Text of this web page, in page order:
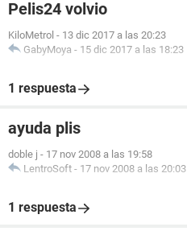
Pelis24 volvio
KiloMetrol - 13 dic 2017 a las 20:23
GabyMoya - 15 dic 2017 a las 18:23
1 respuesta
ayuda plis
doble j - 17 nov 2008 a las 19:58
LentroSoft - 17 nov 2008 a las 20:03
1 respuesta